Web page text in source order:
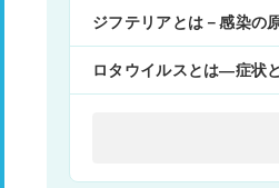
ジフテリアとは－感染の
ロタウイルスとは―症状